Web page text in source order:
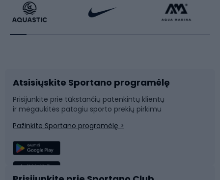
Dviratininkų apranga
Dviračių dalys
Laipiojimas
Žvejyba
Sportinė medicina
Rakečių sportas
Rogutės ir čiuožynės
Snieglenčių sportas
Plaukimas
Komandinis sportas
Atsisiųskite Sportano programėlę
Prisijunkite prie tūkstančių patenkintų klientų
ir mėgaukitės patogiu sporto prekių pirkimu
Pažinkite Sportano programėlę >